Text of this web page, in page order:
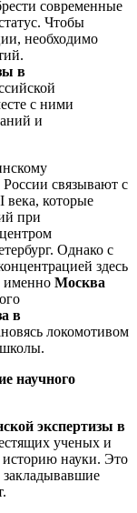
современные
Чтобы
необходимо
в
с ними
и
связывают с
века, которые
при
Однако с
здесь
именно Москва
в
локомотивом
школы.
научного
экспертизы в
ученых и
историю науки. Это